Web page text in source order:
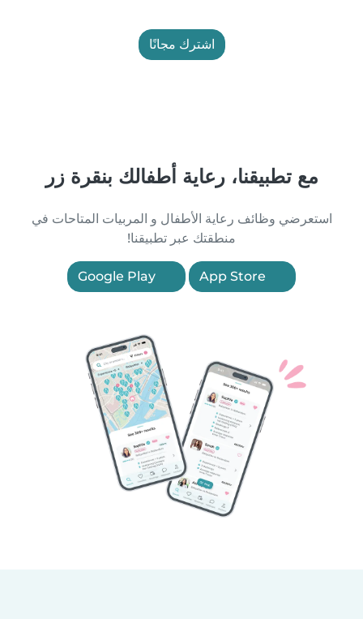
اشترك مجانًا
مع تطبيقنا، رعاية أطفالك بنقرة زر
استعرضي وظائف رعاية الأطفال و المربيات المتاحات في
منطقتك عبر تطبيقنا!